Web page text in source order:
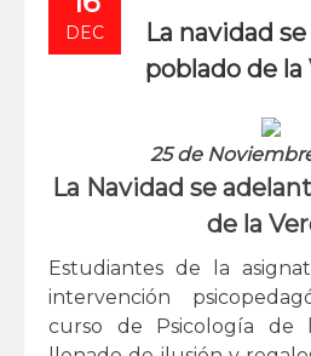
DEC
La navidad
poblado de la
25 de
La Navidad se
de la
Estudiantes de la
intervención
curso de Psicología de